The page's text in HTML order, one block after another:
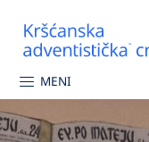
MENI